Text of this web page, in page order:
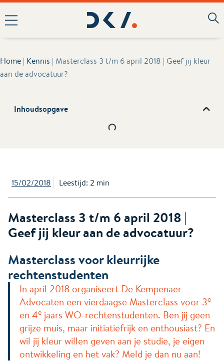
Home | Kennis | Masterclass 3 t/m 6 april 2018 | Geef jij kleur
aan de advocatuur?
Inhoudsopgave
15/02/2018 Leestijd: 2 min
Masterclass 3 t/m 6 april 2018 |
Geef jij kleur aan de advocatuur?
Masterclass voor kleurrijke
rechtenstudenten
In april 2018 organiseert De Kempenaer
Advocaten een vierdaagse Masterclass voor 3e
en 4e jaars WO-rechtenstudenten. Ben jij geen
grijze muis, maar initiatiefrijk en enthousiast? En
wil jij kleur willen geven aan je studie, je eigen
ontwikkeling en het vak? Meld je dan nu aan!